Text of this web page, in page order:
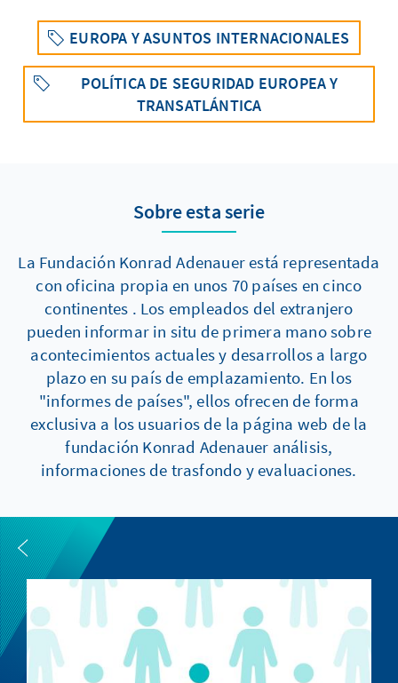
EUROPA Y ASUNTOS INTERNACIONALES
POLÍTICA DE SEGURIDAD EUROPEA Y
TRANSATLÁNTICA
Sobre esta serie
La Fundación Konrad Adenauer está representada
con oficina propia en unos 70 países en cinco
continentes . Los empleados del extranjero
pueden informar in situ de primera mano sobre
acontecimientos actuales y desarrollos a largo
plazo en su país de emplazamiento. En los
"informes de países", ellos ofrecen de forma
exclusiva a los usuarios de la página web de la
fundación Konrad Adenauer análisis,
informaciones de trasfondo y evaluaciones.